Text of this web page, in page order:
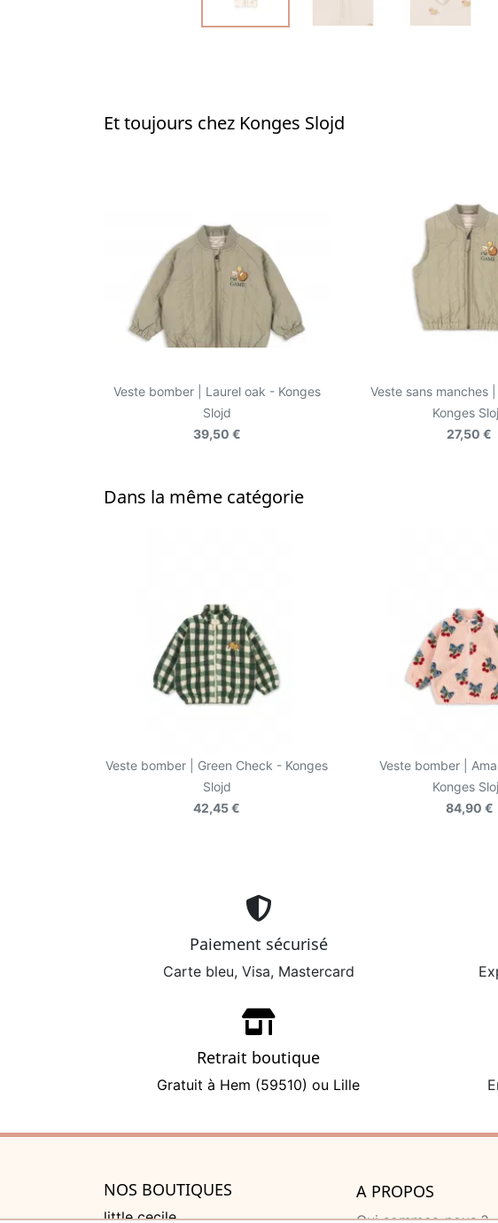
Et toujours chez Konges Slojd
Veste bomber | Laurel oak - Konges
Slojd
39,50 €
Veste sans manches
Konges
27,50 €
Dans la même catégorie
Veste bomber | Green Check - Konges
Slojd
42,45 €
Veste bomber |
Konges
84,90 €
Paiement sécurisé
Carte bleu, Visa, Mastercard
Retrait boutique
Gratuit à Hem (59510) ou Lille
NOS BOUTIQUES
little cecile
A PROPOS